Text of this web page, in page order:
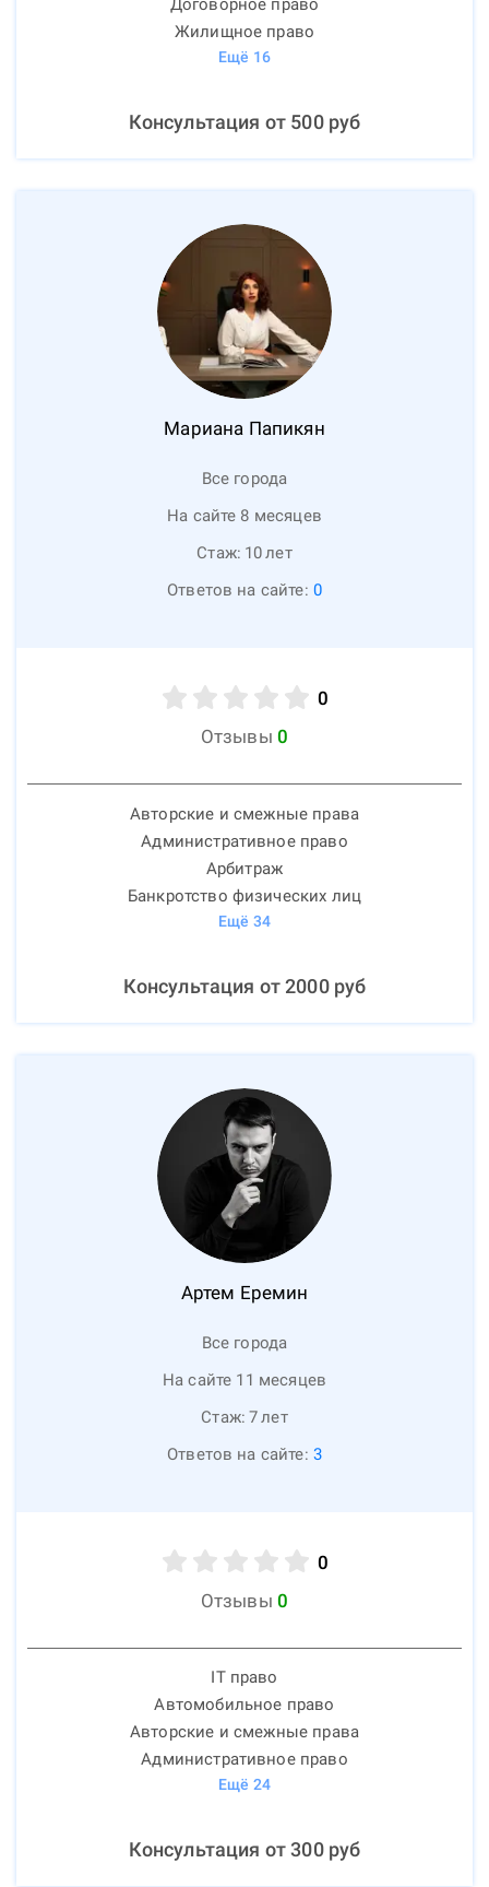
Договорное право
Жилищное право
Ещё 16
Консультация от 500руб
Мариана Папикян
Все города
На сайте 8 месяцев
Стаж: 10лет
Ответов на сайте: 0
0
Отзывы 0
Авторские и смежные права
Административное право
Арбитраж
Банкротство физических лиц
Ещё 34
Консультация от2000руб
Артем Еремин
Все города
На сайте 11 месяцев
Стаж: 7лет
Ответов на сайте: 3
0
Отзывы 0
IT право
Автомобильное право
Авторские и смежные права
Административное право
Ещё 24
Консультация от300руб